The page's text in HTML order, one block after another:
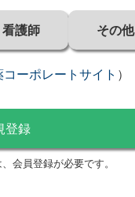
看護師 その他
コーポレートサイト ）
登録
、会員登録が必要です。